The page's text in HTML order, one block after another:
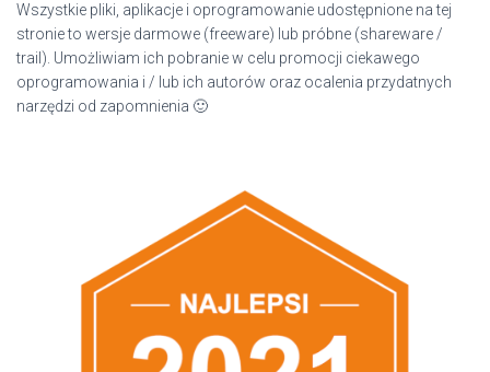
Wszystkie pliki, aplikacje i oprogramowanie udostępnione na tej
stronie to wersje darmowe (freeware) lub próbne (shareware /
trail). Umożliwiam ich pobranie w celu promocji ciekawego
oprogramowania i / lub ich autorów oraz ocalenia przydatnych
narzędzi od zapomnienia 🙂